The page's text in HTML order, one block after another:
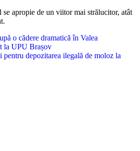
se apropie de un viitor mai strălucitor, atât
o cădere dramatică în Valea
la UPU Brașov
pentru depozitarea ilegală de moloz la